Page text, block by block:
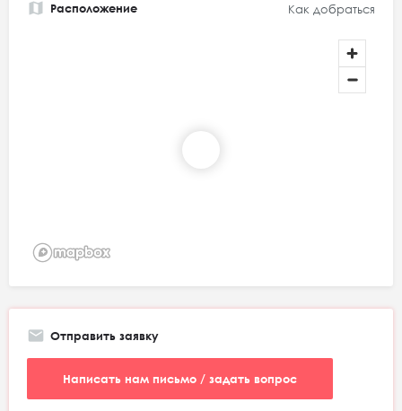
Расположение Как добраться
Отправить заявку
Написать нам письмо / задать вопрос